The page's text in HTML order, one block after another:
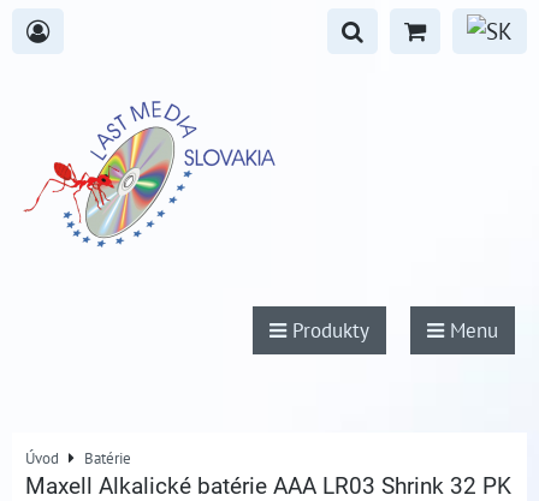
Produkty Menu
Úvod Batérie
Maxell Alkalické batérie AAA LR03 Shrink 32 PK